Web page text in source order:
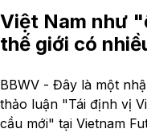
Việt Nam như
thế giới có
BBWV - Đây là một
thảo luận "Tái định vị
cầu mới" tại Vietnam